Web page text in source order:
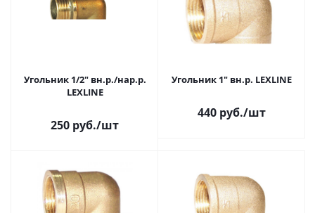
Угольник 1/2" вн.р./нар.р.
LEXLINE
250 руб./шт
Угольник 1" вн.р. LEXLINE
440 руб./шт